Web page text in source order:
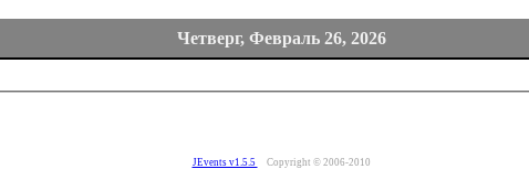
Четверг, Февраль 26, 2026
JEvents v1.5.5 Copyright © 2006-2010